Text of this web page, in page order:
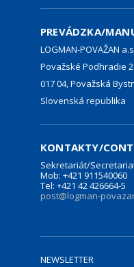
PREVÁDZKA/
LOGMAN-POVAŽAN
Považské Podhradie
017 04, Považská
Slovenská republika
KONTAKTY/
Sekretariát/
Mob: +421 911540060
Tel: +421 42 426664-5
post@logman-
NEWSLETTER